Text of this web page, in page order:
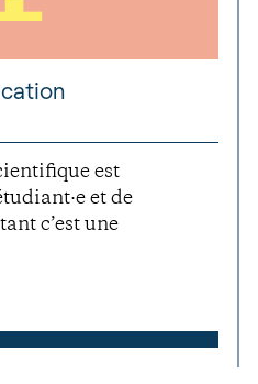
est
et de
c’est une